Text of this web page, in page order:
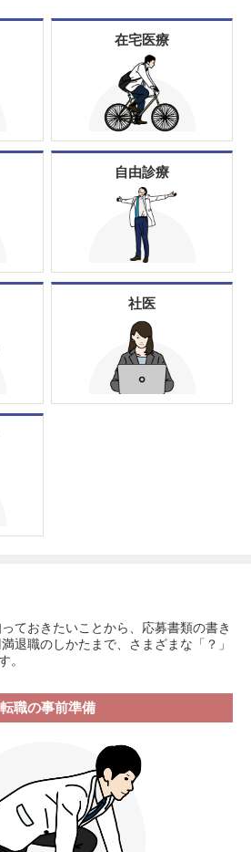
在宅医療
自由診療
社医
ておきたいことから、応募書類の書き
退職のしかたまで、さまざまな「？」
。
転職の事前準備